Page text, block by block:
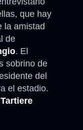
que hay
la amistad
de
. El
sobrino de
del
el estadio.